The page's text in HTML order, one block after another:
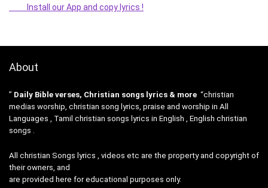
Install our App and copy lyrics !
About
” Daily Bible verses, Christian songs lyrics & more “christian
medias worship, christian song lyrics, praise and worship in All
Languages , Tamil christian songs lyrics in English , English christian
songs .
All christian Songs lyrics , videos etc are the property and copyright of
their owners, and
are provided here for educational purposes only.